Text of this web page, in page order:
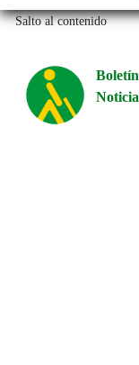
Salto al contenido
Boletín